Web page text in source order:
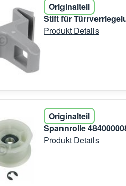
Originalteil
Stift für
Produkt Details
Originalteil
Spannrolle
Produkt Details